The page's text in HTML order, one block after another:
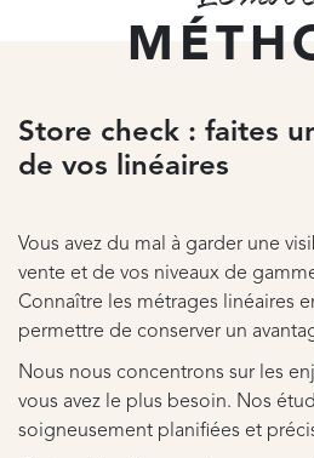
Store check : faites
de vos linéaires
Vous avez du mal à garder une
vente et de vos niveaux de
Connaître les métrages linéaires
permettre de conserver un
Nous nous concentrons sur les
vous avez le plus besoin. Nos
soigneusement planifiées et